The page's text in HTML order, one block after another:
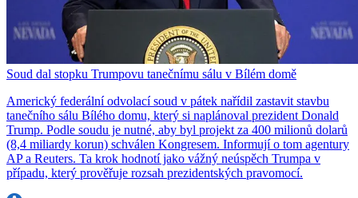
Soud dal stopku Trumpovu tanečnímu sálu v Bílém domě
Americký federální odvolací soud v pátek nařídil zastavit stavbu
tanečního sálu Bílého domu, který si naplánoval prezident Donald
Trump. Podle soudu je nutné, aby byl projekt za 400 milionů dolarů
(8,4 miliardy korun) schválen Kongresem. Informují o tom agentury
AP a Reuters. Ta krok hodnotí jako vážný neúspěch Trumpa v
případu, který prověřuje rozsah prezidentských pravomocí.